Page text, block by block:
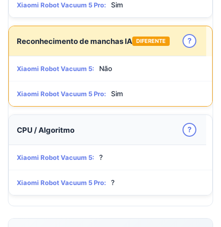
Xiaomi Robot Vacuum 5 Pro: Sim
Reconhecimento de manchas IA DIFERENTE ?
Xiaomi Robot Vacuum 5: Não
Xiaomi Robot Vacuum 5 Pro: Sim
CPU / Algoritmo ?
Xiaomi Robot Vacuum 5: ?
Xiaomi Robot Vacuum 5 Pro: ?